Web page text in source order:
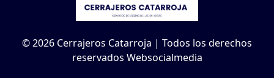
© 2026 Cerrajeros Catarroja | Todos los derechos
reservados Websocialmedia